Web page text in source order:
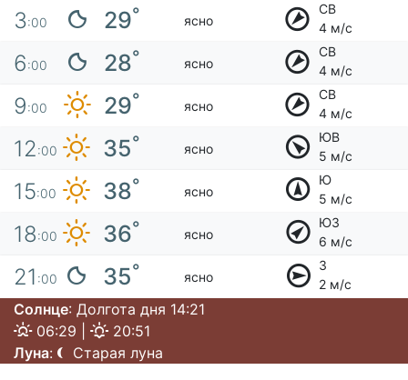
3:00 29° ясно
СВ
4 м/с
6:00 28° ясно
СВ
4 м/с
9:00 29° ясно
СВ
4 м/с
12:00 35° ясно
ЮВ
5 м/с
15:00 38° ясно
Ю
5 м/с
18:00 36° ясно
ЮЗ
6 м/с
21 :00 35° ясно
З
2 м/с
Солнце: Долгота дня 14:21
06:29 |
20:51
Луна: Старая луна